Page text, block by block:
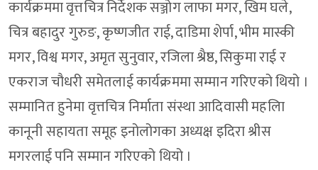
कार्यक्रममा वृत्तचित्र निर्देशक सञ्जोग लाफा मगर, खिम घले,
चित्र बहादुर गुरुङ, कृष्णजीत राई, दाडिमा शेर्पा, भीम मास्की
मगर, विश्व मगर, अमृत सुनुवार, रजिला श्रैष्ठ, सिकुमा राई र
एकराज चौधरी समेतलाई कार्यक्रममा सम्मान गरिएको थियो ।
सम्मानित हुनेमा वृत्तचित्र निर्माता संस्था आदिवासी महलिा
कानूनी सहायता समूह इनोलोगका अध्यक्ष इदिरा श्रीस
मगरलाई पनि सम्मान गरिएको थियो ।